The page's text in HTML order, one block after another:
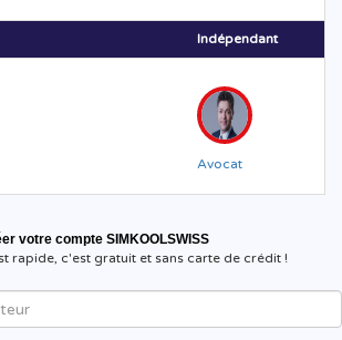
Indépendant
Avocat
votre compte SIMKOOLSWISS
rapide, c'est gratuit et sans carte de crédit !